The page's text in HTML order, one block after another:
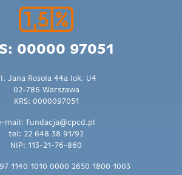
00000 97051
Jana Rosoła 44a lok. U4
02-786 Warszawa
KRS: 0000097051
mail: fundacja@cpcd.pl
tel: 22 648 38 91/92
NIP: 113-21-76-860
1140 1010 0000 2650 1800 1003